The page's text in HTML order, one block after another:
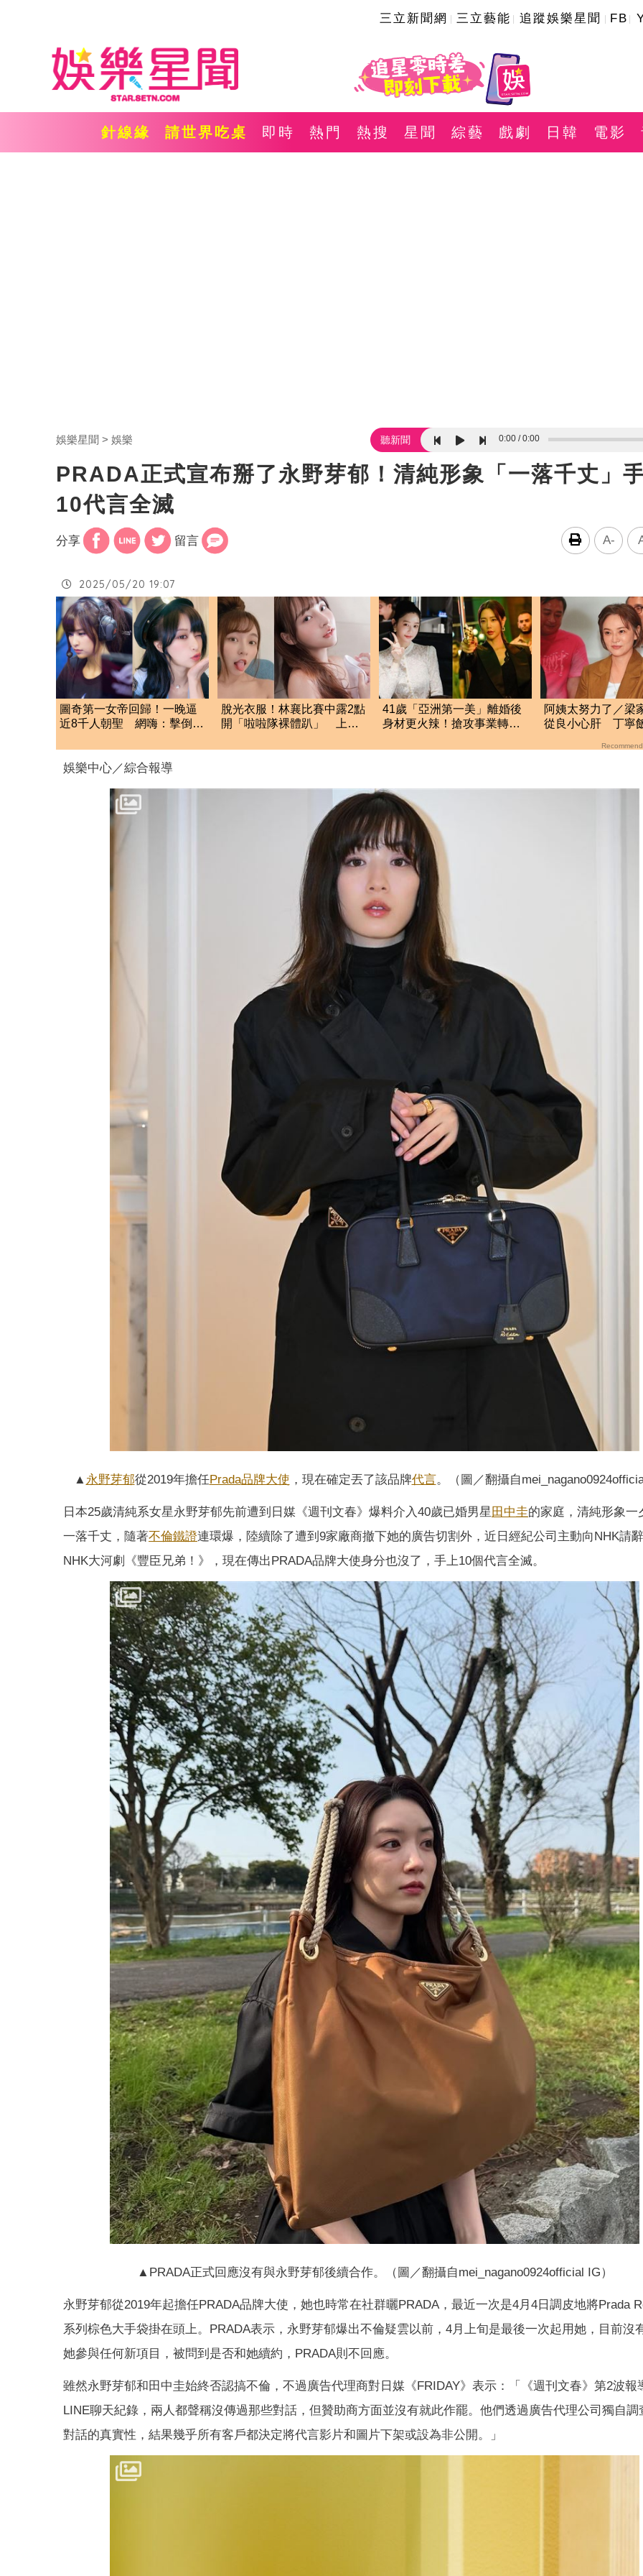
三立新聞網 三立藝能 追蹤娛樂星聞 FB
針線緣 請世界吃桌 即時 熱門 熱搜 星聞 綜藝 戲劇 日韓 電影
娛樂星聞 娛樂 聽新聞 0:00 0:00
PRADA正式宣布掰了永野芽郁！清純形象「一落千丈」
10代言全滅
分享 留言 A-
2025/05/20 19:07
圖奇第一女帝回歸！一晚逼
近8千人朝聖 網嗨：擊倒依
脫光衣服！林襄比賽中露2點
開「啦啦隊裸體趴」 上空
41歲「亞洲第一美」離婚後
身材更火辣！搶攻事業轉戰
阿姨太努力了／梁
從良小心肝 丁寧
娛樂中心／綜合報導
▲ 永野芽郁從2019年擔任Prada品牌大使 ，現在確定丟了該品牌代言。（圖／翻攝自
日本25歲清純系女星永野芽郁先前遭到日媒《週刊文春》爆料介入40歲已婚男星 田中圭的家庭，清純形象一
一落千丈，隨著不倫鐵證連環爆，陸續除了遭到9家廠商撤下她的廣告切割外，近日經紀公司主動向NHK請
NHK大河劇《豐臣兄弟！》，現在傳出PRADA品牌大使身分也沒了，手上10個代言全滅。
▲PRADA正式回應沒有與永野芽郁後續合作。（圖／翻攝自mei_nagano0924official IG）
永野芽郁從2019年起擔任PRADA品牌大使，她也時常在社群曬PRADA，最近一次是4月4日調皮地將Prada
系列棕色大手袋掛在頭上。PRADA表示，永野芽郁爆出不倫疑雲以前，4月上旬是最後一次起用她，目前沒
她參與任何新項目，被問到是否和她續約，PRADA則不回應。
雖然永野芽郁和田中圭始終否認搞不倫，不過廣告代理商對日媒《FRIDAY》表示：「《週刊文春》第2波報
LINE聊天紀錄，兩人都聲稱沒傳過那些對話，但贊助商方面並沒有就此作罷。他們透過廣告代理公司獨自調
對話的真實性，結果幾乎所有客戶都決定將代言影片和圖片下架或設為非公開。」